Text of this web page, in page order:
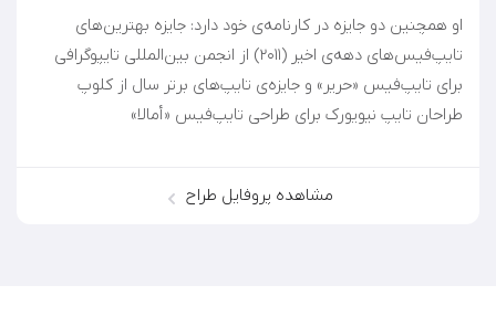
او همچنین دو جایزه در کارنامه‌ی خود دارد: جایزه بهترین‌های
تایپ‌فیس‌های دهه‌ی اخیر (۲۰۱۱) از انجمن بین‌المللی تایپوگرافی
برای تایپ‌فیس «حریر» و جایزه‌ی تایپ‌‌های برتر سال از کلوپ
طراحان تایپ نیویورک برای طراحی تایپ‌فیس «أمالا»
مشاهده پروفایل طراح